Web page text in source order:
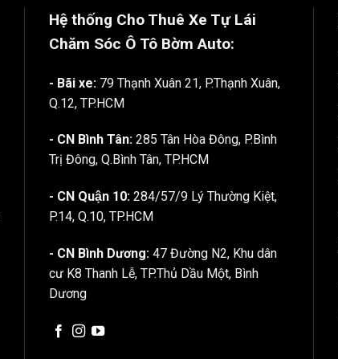
Hệ thống Cho Thuê Xe Tự Lái
Chăm Sóc Ô Tô Bờm Auto:
- Bãi xe: 79 Thạnh Xuân 21, P.Thạnh Xuân,
Q.12, TP.HCM
- CN Bình Tân: 285 Tân Hòa Đông, P.Bình
Trị Đông, Q.Bình Tân, TP.HCM
- CN Quận 10: 284/57/9 Lý Thường Kiệt,
P.14, Q.10, TP.HCM
- CN Bình Dương: 47 Đường N2, Khu dân
cư K8 Thanh Lễ, TP.Thủ Dầu Một, Bình
Dương